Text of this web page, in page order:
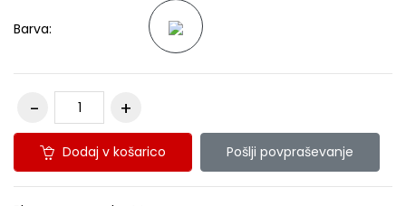
Barva:
Dodaj v košarico Pošlji povpraševanje